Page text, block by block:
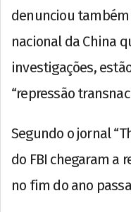
denunciou
nacional da China
investigações,
“repressão
Segundo o jornal
do FBI chegaram a
no fim do ano